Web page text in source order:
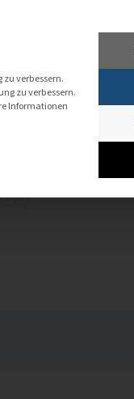
verbessern.
zu verbessern.
Informationen